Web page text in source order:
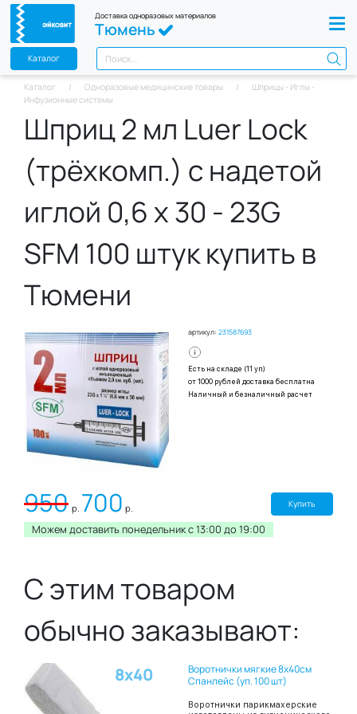
Доставка одноразовых материалов
Тюмень
Каталог
Каталог Одноразовые медицинские товары
Шприцы - Иглы -
Инфузионные системы
Шприц 2 мл Luer Lock
(трёхкомп.) с надетой
иглой 0,6 x 30 - 23G
SFM 100 штук купить в
Тюмени
артикул: 231587693
Есть на складе (11 уп)
от 1000 рублей доставка бесплатна
Наличный и безналичный расчет
950 р. 700 р. Купить
Можем доставить понедельник c 13:00 до 19:00
С этим товаром
обычно заказывают:
8х40
Воротнички мягкие 8х40см
Спанлейс (уп. 100 шт)
Воротнички парикмахерские